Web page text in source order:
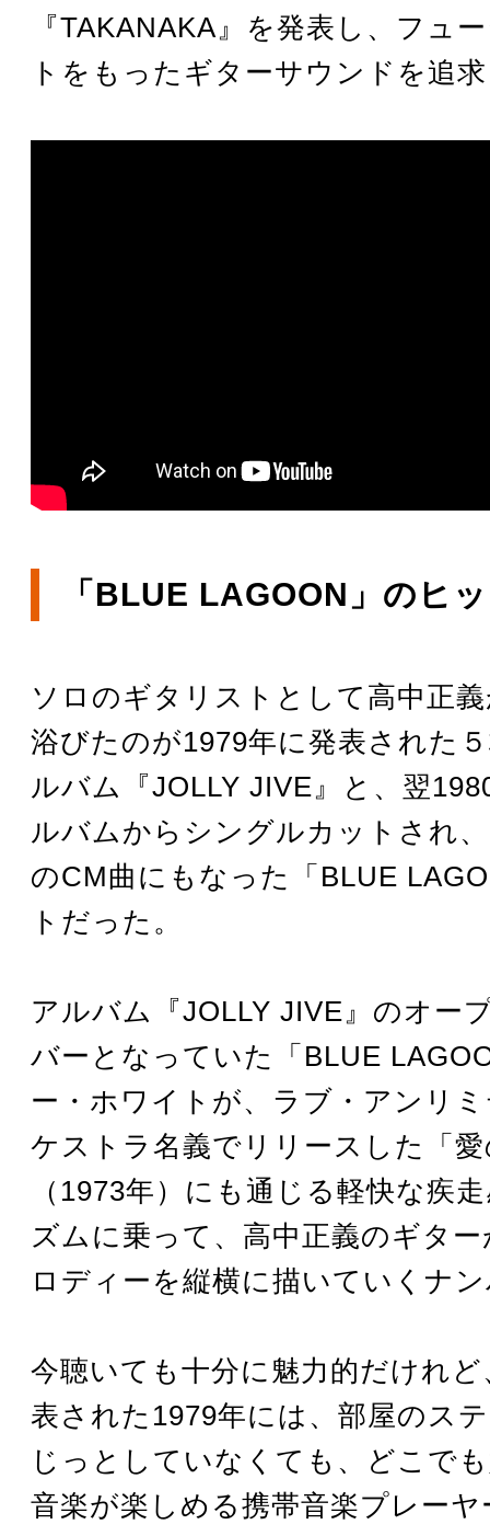
『TAKANAKA』を発表し、フュ
トをもったギターサウンドを追
「BLUE LAGOON」のヒ
ソロのギタリストとして高中正
浴びたのが1979年に発表された
ルバム『JOLLY JIVE』と、翌
ルバムからシングルカットされ
のCM曲にもなった「BLUE
トだった。
アルバム『JOLLY JIVE』のオー
バーとなっていた「BLUE
ー・ホワイトが、ラブ・アンリ
ケストラ名義でリリースした「
（1973年）にも通じる軽快な疾
ズムに乗って、高中正義のギタ
ロディーを縦横に描いていくナ
今聴いても十分に魅力的だけれ
表された1979年には、部屋のス
じっとしていなくても、どこで
音楽が楽しめる携帯音楽プレー